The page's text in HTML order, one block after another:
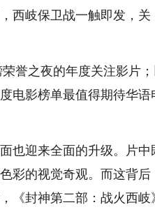
西岐保卫战一触即发，关
誉之夜的年度关注影片
电影榜单最值得期待华语
也迎来全面的升级。片中
彩的视觉奇观。而这背后
《封神第二部：战火西岐